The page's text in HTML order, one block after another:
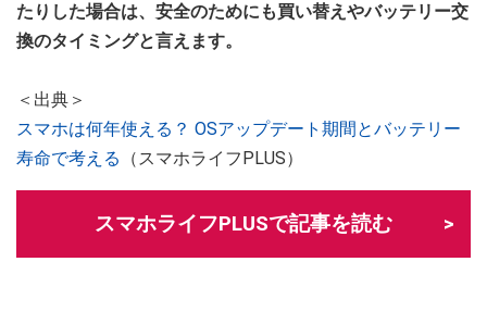
たりした場合は、安全のためにも買い替えやバッテリー交
換のタイミングと言えます。
＜出典＞
スマホは何年使える？ OSアップデート期間とバッテリー
寿命で考える
（スマホライフPLUS）
スマホライフPLUSで記事を読む